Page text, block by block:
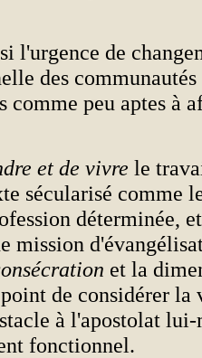
l'urgence de
des
comme peu aptes à
et de vivre le
sécularisé comme
déterminée,
mission
et la
de considérer la
à l'apostolat lui-
fonctionnel.